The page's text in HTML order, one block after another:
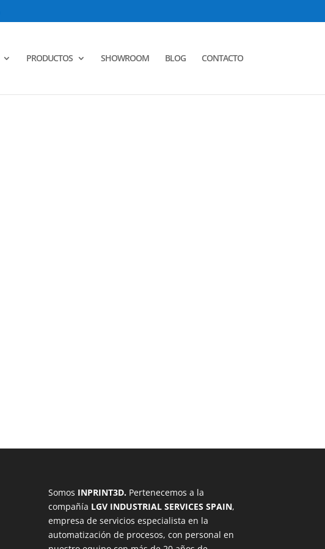
PRODUCTOS SHOWROOM BLOG CONTACTO
Somos INPRINT3D.Pertenecemos a la
compañía LGV INDUSTRIAL SERVICES SPAIN,
empresa de servicios especialista en la
automatización de procesos, con personal en